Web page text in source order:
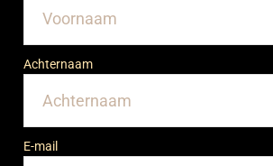
Achternaam
E-mail